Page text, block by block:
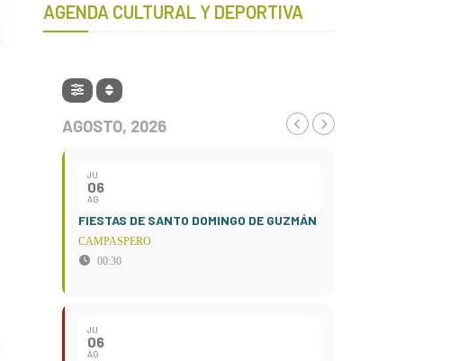
AGENDA CULTURAL Y DEPORTIVA
AGOSTO, 2026
JU
06
AG
FIESTAS DE SANTO DOMINGO DE GUZMÁN
CAMPASPERO
00:30
JU
06
AG